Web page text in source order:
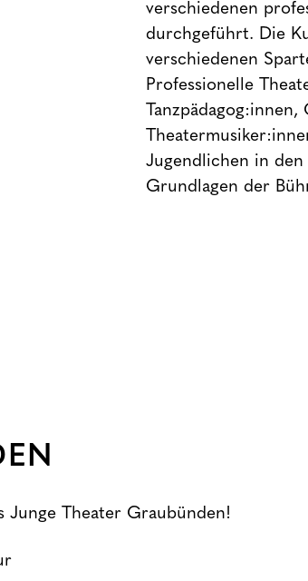
verschiedenen
durchgeführt. Die
verschiedenen
Professionelle
Jugendlichen in den
Grundlagen der
Junge Theater Graubünden!